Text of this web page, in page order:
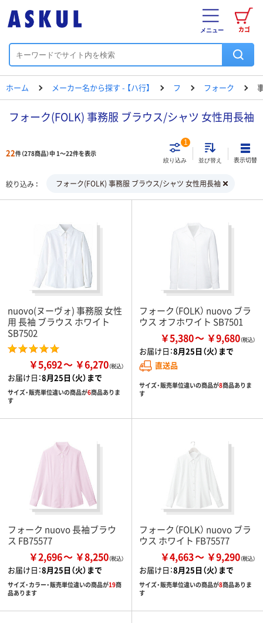
カゴ
メニュー
ホーム メーカー名から探す - 【ハ行】 フ フォーク
フォーク(FOLK) 事務服 ブラウス/シャツ 女性用長袖
22件（278商品）中 1～22件を表示
絞り込み
1
並び替え 表示切替
絞り込み フォーク(FOLK) 事務服 ブラウス/シャツ 女性用長袖
nuovo(ヌーヴォ) 事務服 女性
用 長袖 ブラウス ホワイト
SB7502
￥5,692 ￥6,270
お届け日：8月25日（火）まで
サイズ・販売単位違いの商品が6商品ありま
す
フォーク（FOLK） nuovo ブラ
ウス オフホワイト SB7501
￥5,380 ￥9,680
お届け日：8月25日（火）まで
直送品
サイズ・販売単位違いの商品が8商品ありま
す
フォーク nuovo 長袖ブラウ
ス FB75577
￥2,696 ￥8,250
お届け日：8月25日（火）まで
サイズ・カラー・販売単位違いの商品が19商
品あります
フォーク（FOLK） nuovo ブラ
ウス ホワイト FB75577
￥4,663 ￥9,290
お届け日：8月25日（火）まで
サイズ・販売単位違いの商品が8商品ありま
す